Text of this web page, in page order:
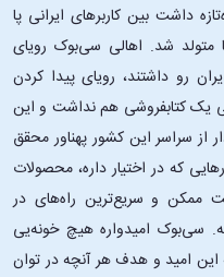
داشت بین کاربرهای ایرانی پا
شد. اهالی سی‌بوک رویای
رو داشتند، رویای پیدا کردن
یک کتابفروشی هم نداشت و این
از سراسر این کشور پهناور محقق
که در اختیار داره، محصولات
ممکن و سریع‌ترین راه‌های در
سی‌بوک امیدواره هیچ خونه‌یی
این امید و هدف هر آنچه در توان